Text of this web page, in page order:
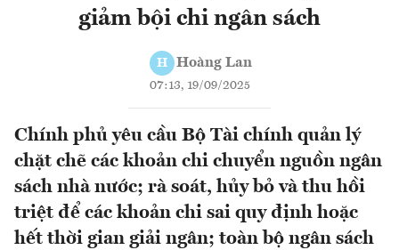
giảm bội chi ngân sách
H Hoàng Lan
07:13, 19/09/2025
Chính phủ yêu cầu Bộ Tài chính quản lý
chặt chẽ các khoản chi chuyển nguồn ngân
sách nhà nước; rà soát, hủy bỏ và thu hồi
triệt để các khoản chi sai quy định hoặc
hết thời gian giải ngân; toàn bộ ngân sách